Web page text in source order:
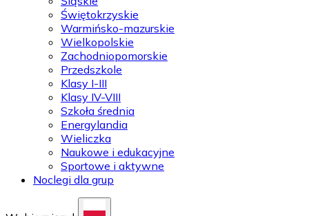
Świętokrzyskie
Warmińsko-mazurskie
Wielkopolskie
Zachodniopomorskie
Przedszkole
Klasy I-III
Klasy IV-VIII
Szkoła średnia
Energylandia
Wieliczka
Naukowe i edukacyjne
Sportowe i aktywne
Noclegi dla grup